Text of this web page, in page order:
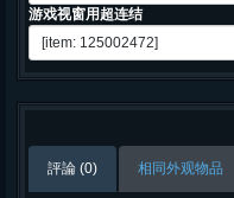
游戏视窗用超连结
評論 (0) 相同外观物品